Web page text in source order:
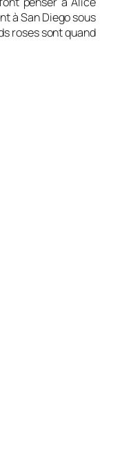
à San Diego sous
roses sont quand